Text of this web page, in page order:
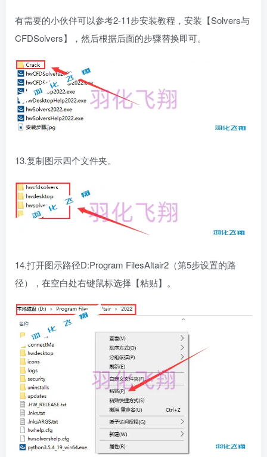
有需要的小伙伴可以参考2-11步安装教程，安装【Solvers与
CFDSolvers】，然后根据后面的步骤替换即可。
13.复制图示四个文件夹。
14.打开图示路径D:Program FilesAltair2（第5步设置的路
径），在空白处右键鼠标选择【粘贴】。